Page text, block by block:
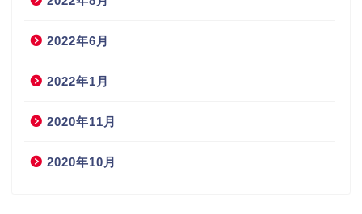
2022年6月
2022年1月
2020年11月
2020年10月